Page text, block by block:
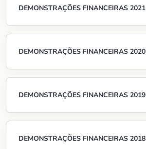
DEMONSTRAÇÕES FINANCEIRAS 2021
DEMONSTRAÇÕES FINANCEIRAS 2020
DEMONSTRAÇÕES FINANCEIRAS 2019
DEMONSTRAÇÕES FINANCEIRAS 2018